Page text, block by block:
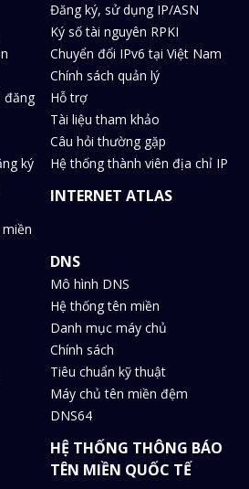
đăng
ký
Đăng ký, sử dụng IP/ASN
Ký số tài nguyên RPKI
Chuyển đổi IPv6 tại Việt Nam
Chính sách quản lý
Hỗ trợ
Tài liệu tham khảo
Câu hỏi thường gặp
Hệ thống thành viên địa chỉ IP
INTERNET ATLAS
DNS
Mô hình DNS
Hệ thống tên miền
Danh mục máy chủ
Chính sách
Tiêu chuẩn kỹ thuật
Máy chủ tên miền đệm
DNS64
HỆ THỐNG THÔNG BÁO
TÊN MIỀN QUỐC TẾ